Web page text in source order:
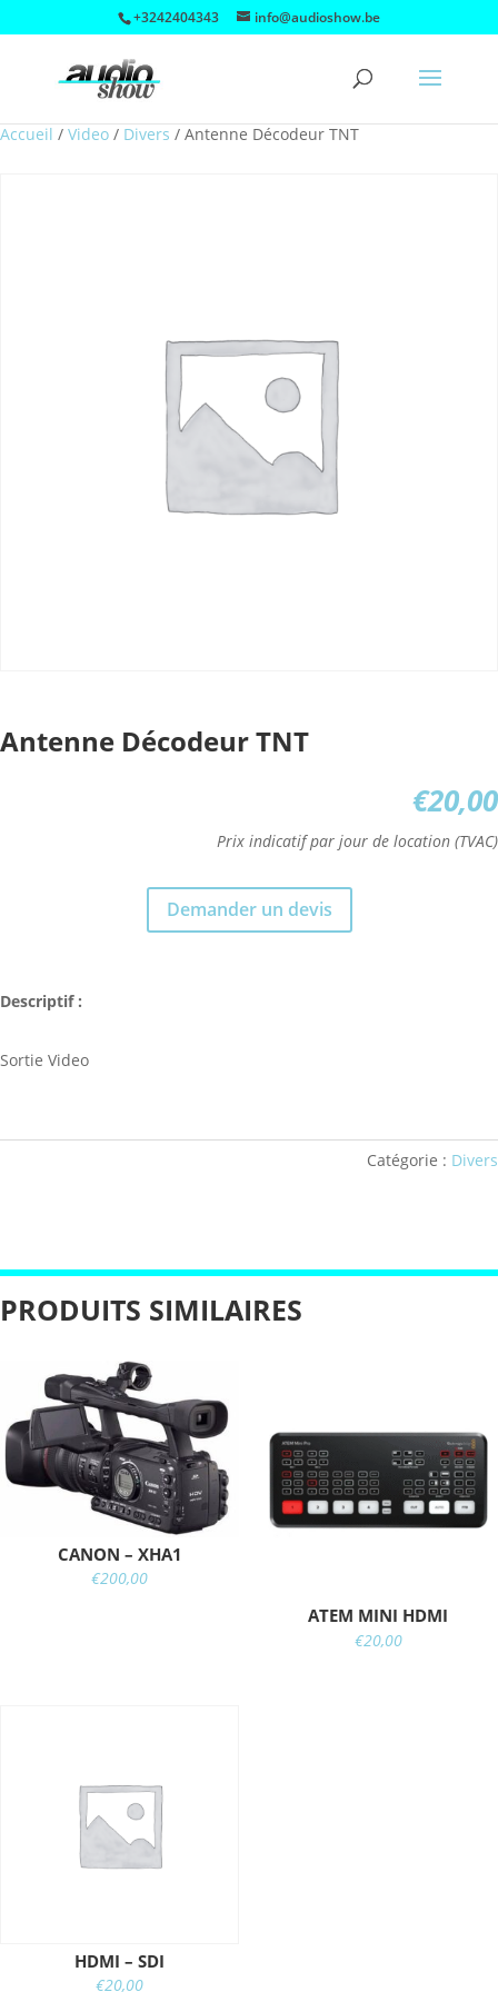
+3242404343 info@audioshow.be
Accueil / Video / Divers / Antenne Décodeur TNT
Antenne Décodeur TNT
€20,00
Prix indicatif par jour de location (TVAC)
Demander un devis
Descriptif :
Sortie Video
Catégorie : Divers
PRODUITS SIMILAIRES
CANON – XHA1
€200,00
ATEM MINI HDMI
€20,00
HDMI – SDI
€20,00